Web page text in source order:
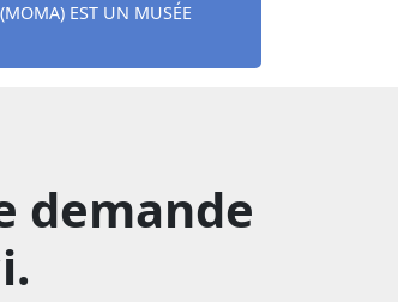
EST UN MUSÉE
demande